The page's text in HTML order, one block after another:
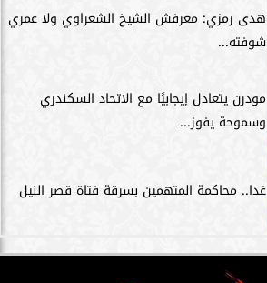
هدى رمزي: معرفش الشيخ الشعراوي ولا عمري
شوفته...
مودرن يتعادل إيجابيًا مع الاتحاد السكندري
وسموحة يفوز...
غدا.. محاكمة المتهمين بسرقة فتاة قصر النيل